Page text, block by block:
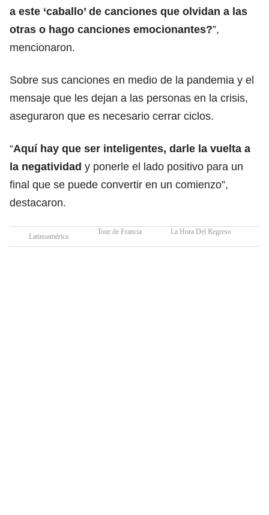
a este ‘caballo’ de canciones que olvidan a las
otras o hago canciones emocionantes?”,
mencionaron.
Sobre sus canciones en medio de la pandemia y el
mensaje que les dejan a las personas en la crisis,
aseguraron que es necesario cerrar ciclos.
“Aquí hay que ser inteligentes, darle la vuelta a
la negatividad y ponerle el lado positivo para un
final que se puede convertir en un comienzo”,
destacaron.
Latinoamérica
Tour de Francia La Hora Del Regreso